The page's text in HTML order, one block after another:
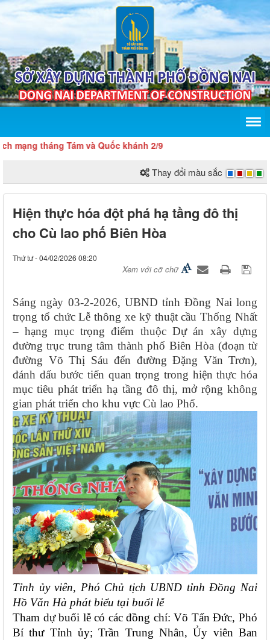
Tám và Quốc khánh 2/9
Thay đổi màu sắc
Hiện thực hóa đột phá hạ tầng đô thị
cho Cù lao phố Biên Hòa
Thứ tư - 04/02/2026 08:20
Xem với cỡ chữ
Sáng ngày 03-2-2026, UBND tỉnh Đồng Nai long
trọng tổ chức Lễ thông xe kỹ thuật cầu Thống Nhất
– hạng mục trọng điểm thuộc Dự án xây dựng
đường trục trung tâm thành phố Biên Hòa (đoạn từ
đường Võ Thị Sáu đến đường Đặng Văn Trơn),
đánh dấu bước tiến quan trọng trong hiện thực hóa
mục tiêu phát triển hạ tầng đô thị, mở rộng không
gian phát triển cho khu vực Cù lao Phố.
Tỉnh ủy viên, Phó Chủ tịch UBND tỉnh Đồng Nai
Hồ Văn Hà phát biểu tại buổi lễ
Tham dự buổi lễ có các đồng chí: Võ Tấn Đức, Phó
Bí thư Tỉnh ủy; Trần Trung Nhân, Ủy viên Ban